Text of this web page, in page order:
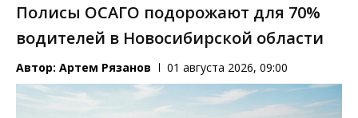
Полисы ОСАГО подорожают для 70%
водителей в Новосибирской области
Автор: Артем Рязанов 01 августа 2026, 09:00